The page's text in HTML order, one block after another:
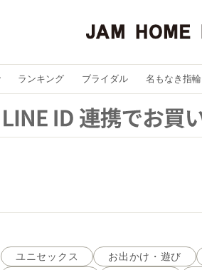
ランキング ブライダル 名もなき指輪
ユニセックス お出かけ・遊び